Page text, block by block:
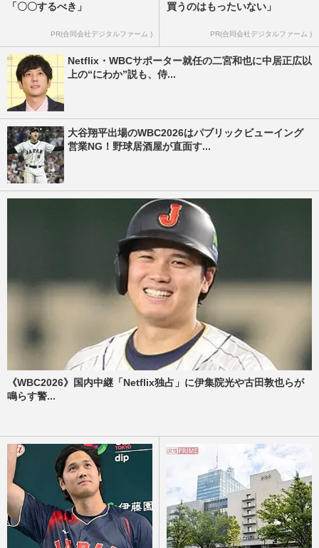
「〇〇するべき」
PR(合同会社デジタルファーム )
買うのはもったいない」
PR(合同会社デジタルファーム )
Netflix・WBCサポーター就任の二宮和也に中居正広以
上の“にわか”説も、侍...
大谷翔平出場のWBC2026はパブリックビューイング
営業NG！野球居酒屋が直面す...
《WBC2026》国内中継「Netflix独占」に伊集院光や古田敦也らが
鳴らす警...